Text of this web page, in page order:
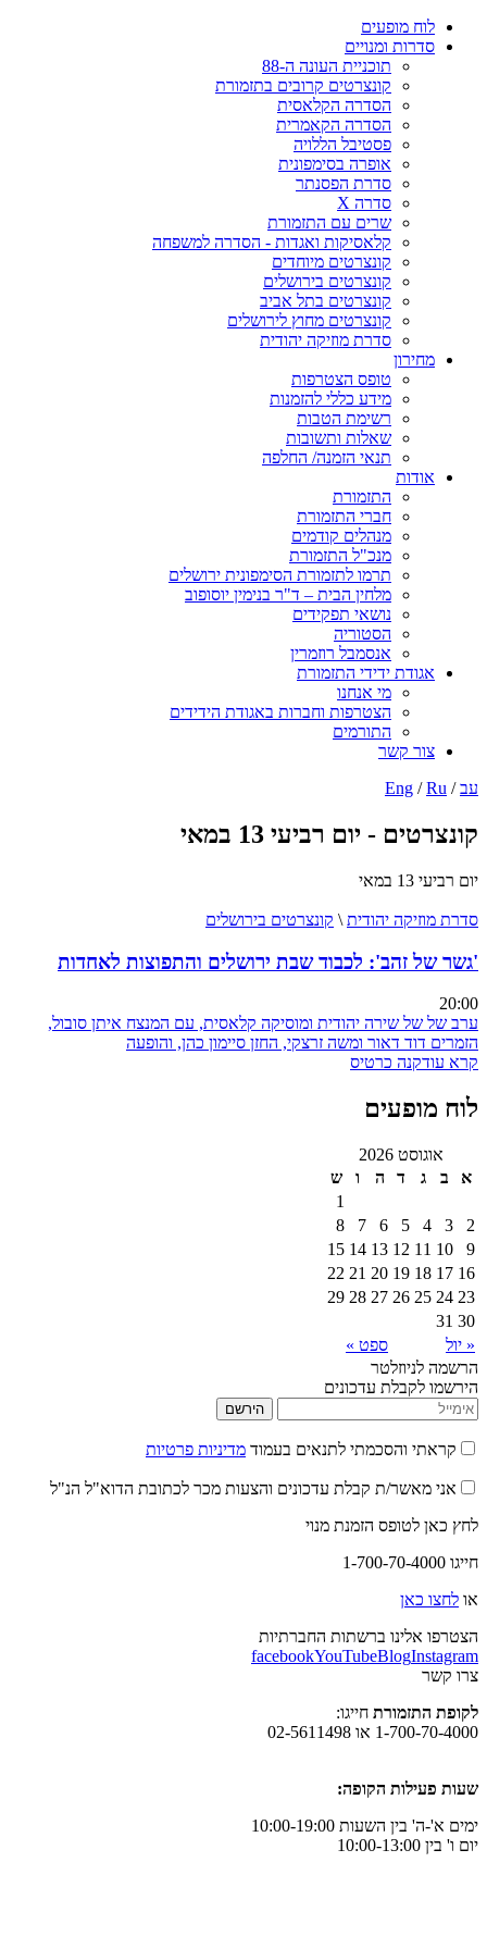
לוח מופעים
סדרות ומנויים
תוכניית העונה ה-88
קונצרטים קרובים בתזמורת
הסדרה הקלאסית
הסדרה הקאמרית
פסטיבל הללויה
אופרה בסימפונית
סדרת הפסנתר
סדרה X
שרים עם התזמורת
קלאסיקות ואגדות - הסדרה למשפחה
קונצרטים מיוחדים
קונצרטים בירושלים
קונצרטים בתל אביב
קונצרטים מחוץ לירושלים
סדרת מוזיקה יהודית
מחירון
טופס הצטרפות
מידע כללי להזמנות
רשימת הטבות
שאלות ותשובות
תנאי הזמנה/ החלפה
אודות
התזמורת
חברי התזמורת
מנהלים קודמים
מנכ"ל התזמורת
תרמו לתזמורת הסימפונית ירושלים
מלחין הבית – ד"ר בנימין יוסופוב
נושאי תפקידים
הסטוריה
אנסמבל רוזמרין
אגודת ידידי התזמורת
מי אנחנו
הצטרפות וחברות באגודת הידידים
התורמים
צור קשר
עב/
Eng /Ru
קונצרטים - יום רביעי 13 במאי
יום רביעי 13 במאי
סדרת מוזיקה יהודית \ קונצרטים בירושלים
'גשר של זהב': לכבוד שבת ירושלים והתפוצות לאחדות
20:00
ערב של של שירה יהודית ומוסיקה קלאסית, עם המנצח איתן סובול,
הזמרים דוד דאור ומשה זרצקי, החזן סיימון כהן, והופעה
קרא עודקנה כרטיס
לוח מופעים
אוגוסט 2026
א
ב ג ד ה ו
ש
1
2
3
4
5
6
7
8
9
10
11
12
13
14
15
16
17
18
19
20
21
22
23
24
25
26
27
28
29
30
31
« יול
ספט »
הרשמה לניוזלטר
הירשמו לקבלת עדכונים
הירשם
קראתי והסכמתי לתנאים בעמוד מדיניות פרטיות
אני מאשר/ת קבלת עדכונים והצעות מכר לכתובת הדוא"ל הנ"ל
לחץ כאן לטופס הזמנת מנוי
חייגו 1-700-70-4000
או לחצו כאן
הצטרפו אלינו ברשתות החברתיות
facebookYouTubeBlogInstagram
צרו קשר
לקופת התזמורת חייגו:
1-700-70-4000 או 02-5611498
שעות פעילות הקופה:
ימים א'-ה' בין השעות 10:00-19:00
יום ו' בין 10:00-13:00